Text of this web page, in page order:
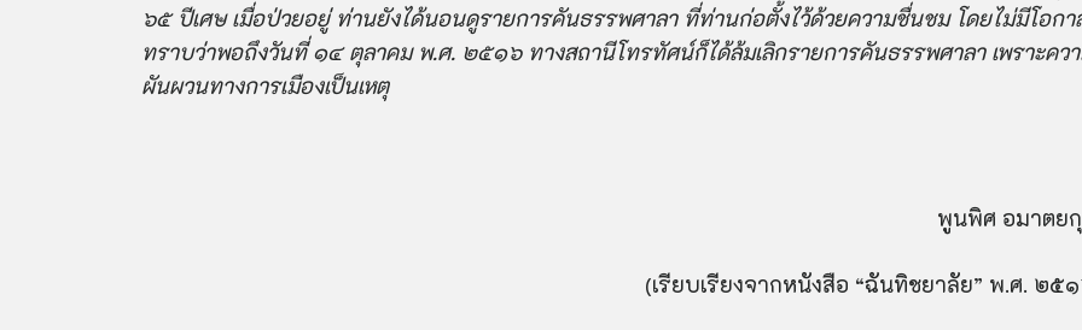
๖๕ ปีเศษ เมื่อป่วยอยู่ ท่านยังได้นอนดูรายการคันธรรพศาลา ที่ท่านก่อตั้งไว้ด้วยความชื่นชม โดยไม่มีโอกา
ทราบว่าพอถึงวันที่ ๑๔ ตุลาคม พ.ศ. ๒๕๑๖ ทางสถานีโทรทัศน์ก็ได้ล้มเลิกรายการคันธรรพศาลา เพราะคว
ผันผวนทางการเมืองเป็นเหตุ
พูนพิศ อมาตย
(เรียบเรียงจากหนังสือ “ฉันทิชยาลัย” พ.ศ. ๒๕